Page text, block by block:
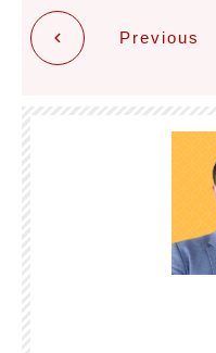
Previous